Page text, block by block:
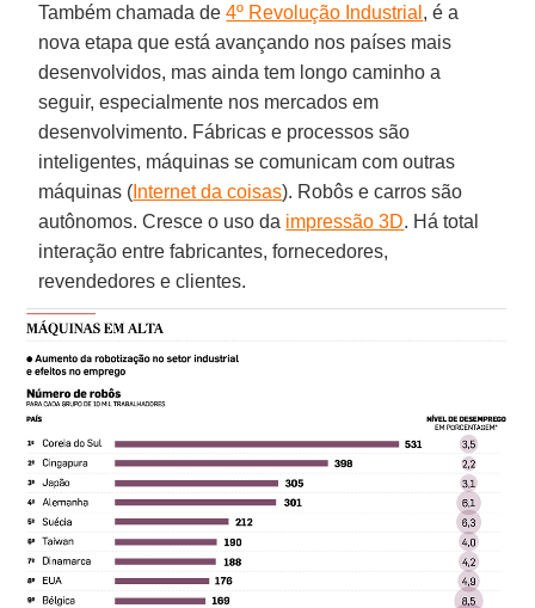
Também chamada de4º Revolução Industrial , é a
nova etapa que está avançando nos países mais
desenvolvidos, mas ainda tem longo caminho a
seguir, especialmente nos mercados em
desenvolvimento. Fábricas e processos são
inteligentes, máquinas se comunicam com outras
máquinas ( Internet da coisas). Robôs e carros são
autônomos. Cresce o uso da impressão 3D. Há total
interação entre fabricantes, fornecedores,
revendedores e clientes.